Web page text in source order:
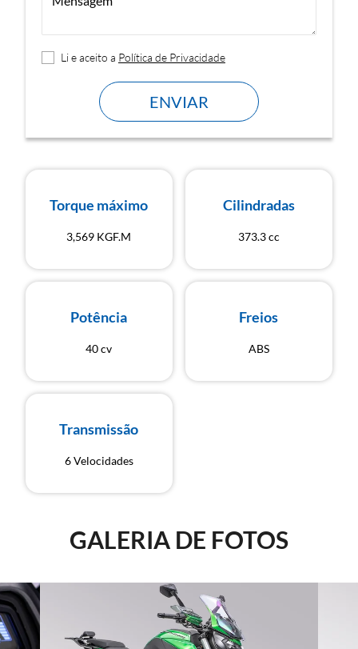
Li e aceito a Política de Privacidade
ENVIAR
Torque máximo
3,569 KGF.M
Cilindradas
373.3 cc
Potência
40 cv
Freios
ABS
Transmissão
6 Velocidades
GALERIA DE FOTOS